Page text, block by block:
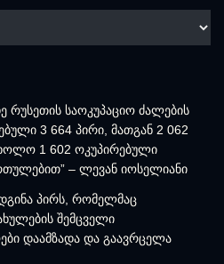
რუსეთის საოკუპაციო ძალების
3 664 პირი, მათგან 2 062
1 602 ოკუპირებული
– ლევან იოსელიანი
პირს, რომელმაც
შემცველი
დაამზადა და გაავრცელა